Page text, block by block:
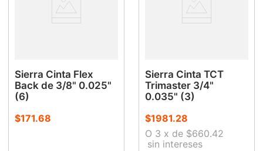
Sierra Cinta Flex
Back de 3/8" 0.025"
(6)
$171.68
Sierra Cinta TCT
Trimaster 3/4"
0.035" (3)
$1981.28
O 3 x de $660.42
sin intereses